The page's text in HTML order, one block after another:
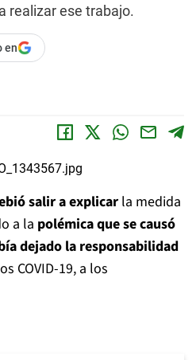
realizar ese trabajo.
en
salir a explicar la medida
a la polémica que se causó
dejado la responsabilidad
COVID-19, a los